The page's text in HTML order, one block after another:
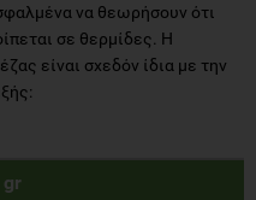
να θεωρήσουν ότι
σε θερμίδες. Η
είναι σχεδόν ίδια με την
gr